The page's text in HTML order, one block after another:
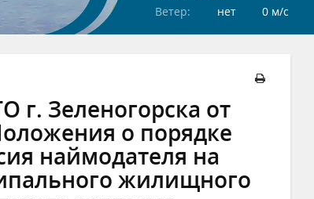
Ветер:
нет 0 м/c
г. Зеленогорска от
о порядке
наймодателя на
жилищного